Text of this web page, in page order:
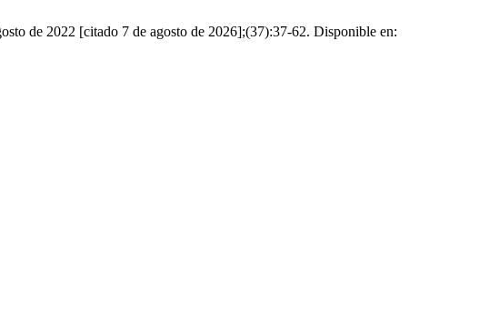
de 2022 [citado 7 de agosto de 2026];(37):37-62. Disponible en: